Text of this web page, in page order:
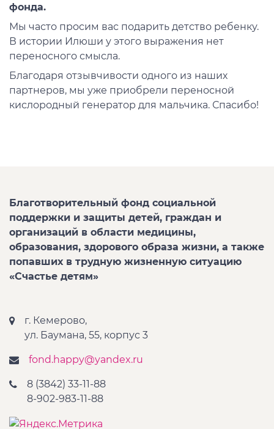
фонда.
Мы часто просим вас подарить детство ребенку.
В истории Илюши у этого выражения нет
переносного смысла.
Благодаря отзывчивости одного из наших
партнеров, мы уже приобрели переносной
кислородный генератор для мальчика. Спасибо!
Благотворительный фонд социальной
поддержки и защиты детей, граждан и
организаций в области медицины,
образования, здорового образа жизни, а также
попавших в трудную жизненную ситуацию
«Счастье детям»
г. Кемерово,
ул. Баумана, 55, корпус 3
fond.happy@yandex.ru
8 (3842) 33-11-88
8-902-983-11-88